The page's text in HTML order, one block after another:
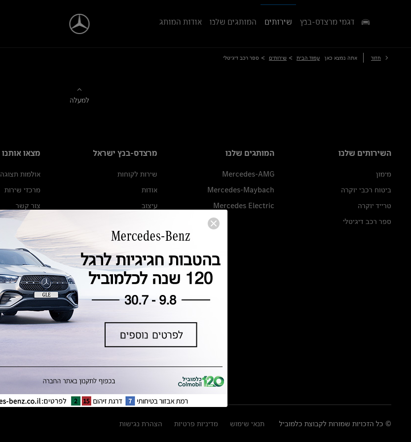
דגמי מרצדס-בנץ שירותים המותגים שלנו אודות המותג
חזור אתה נמצא כאן עמוד הבית > שירותים > ספר רכב דיגיטלי
למעלה
השירותים שלנו
מימון
ביטוח רכבי יוקרה
טרייד יוקרה
ספר רכב דיגיטלי
המותגים שלנו
Mercedes-AMG
Mercedes-Maybach
Mercedes Electric
מרצדס-בנץ ישראל
שירות לקוחות
אודות
עיצוב
מגזין מרצדס-בנץ
ספרי רכב מרצדס-בנץ
נתוני זיהום אוויר וצריכת דלק וחשמל
נתוני תווית צמיגים
מחירון חלפים
הודעה על הטבות לרכבי מרצדס בהסדר
מצאו אותנו
אולמות תצוגה
מרכזי שירות
צור קשר
© כל הזכויות שמורות לקבוצת כלמוביל תנאי שימוש מדיניות פרטיות הצהרת נגישות